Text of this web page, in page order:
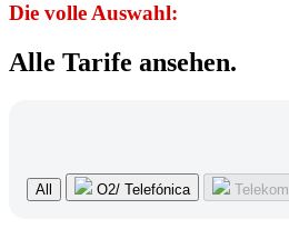
Die volle Auswahl:
Alle Tarife ansehen.
All O2/ Telefónica Telekom